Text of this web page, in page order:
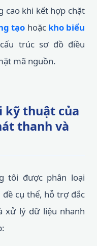
cao khi kết hợp chặt
tạo hoặc kho biểu
trúc sơ đồ điều
mã nguồn.
kỹ thuật của
thanh và
tôi được phân loại
cụ thể, hỗ trợ đắc
xử lý dữ liệu nhanh